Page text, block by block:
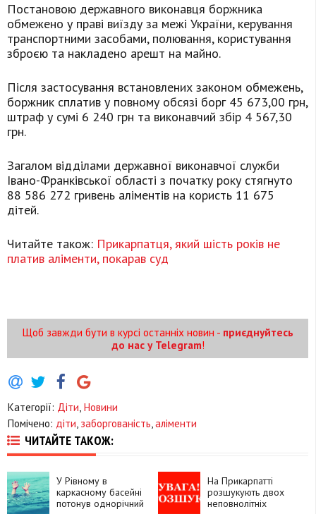
Постановою державного виконавця боржника
обмежено у праві виїзду за межі України, керування
транспортними засобами, полювання, користування
зброєю та накладено арешт на майно.
Після застосування встановлених законом обмежень,
боржник сплатив у повному обсязі борг 45 673,00 грн,
штраф у сумі 6 240 грн та виконавчий збір 4 567,30
грн.
Загалом відділами державної виконавчої служби
Івано-Франківської області з початку року стягнуто
88 586 272 гривень аліментів на користь 11 675
дітей.
Читайте також: Прикарпатця, який шість років не
платив аліменти, покарав суд
Щоб завжди бути в курсі останніх новин - приєднуйтесь
до нас у Telegram!
Категорії: Діти Новини
Помічено: діти заборгованість аліменти
ЧИТАЙТЕ ТАКОЖ:
У Рівному в
каркасному басейні
потонув однорічний
На Прикарпатті
розшукують двох
неповнолітніх